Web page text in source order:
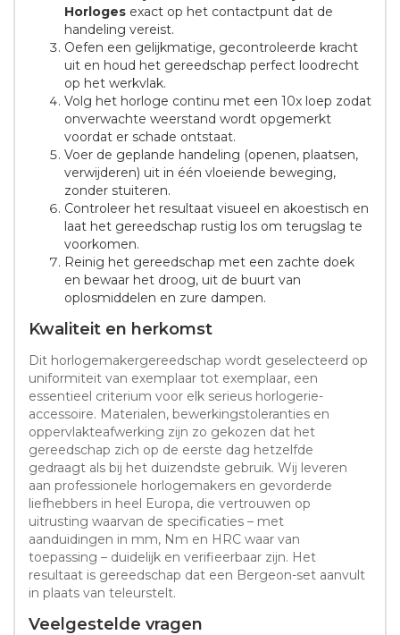
Horloges exact op het contactpunt dat de
handeling vereist.
Oefen een gelijkmatige, gecontroleerde kracht
uit en houd het gereedschap perfect loodrecht
op het werkvlak.
Volg het horloge continu met een 10x loep zodat
onverwachte weerstand wordt opgemerkt
voordat er schade ontstaat.
Voer de geplande handeling (openen, plaatsen,
verwijderen) uit in één vloeiende beweging,
zonder stuiteren.
Controleer het resultaat visueel en akoestisch en
laat het gereedschap rustig los om terugslag te
voorkomen.
Reinig het gereedschap met een zachte doek
en bewaar het droog, uit de buurt van
oplosmiddelen en zure dampen.
Kwaliteit en herkomst
Dit horlogemakergereedschap wordt geselecteerd op
uniformiteit van exemplaar tot exemplaar, een
essentieel criterium voor elk serieus horlogerie-
accessoire. Materialen, bewerkingstoleranties en
oppervlakteafwerking zijn zo gekozen dat het
gereedschap zich op de eerste dag hetzelfde
gedraagt als bij het duizendste gebruik. Wij leveren
aan professionele horlogemakers en gevorderde
liefhebbers in heel Europa, die vertrouwen op
uitrusting waarvan de specificaties – met
aanduidingen in mm, Nm en HRC waar van
toepassing – duidelijk en verifieerbaar zijn. Het
resultaat is gereedschap dat een Bergeon-set aanvult
in plaats van teleurstelt.
Veelgestelde vragen